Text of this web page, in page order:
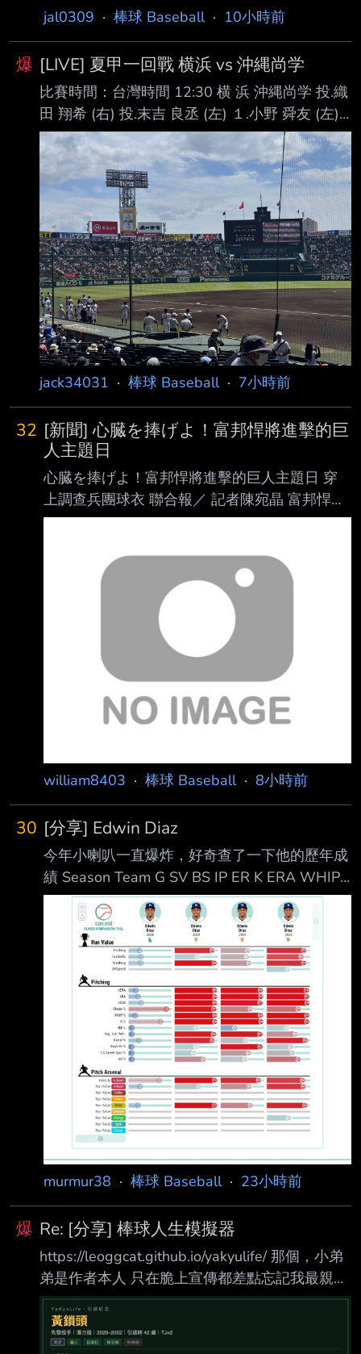
敗橫濱DeNA二軍。 張峻瑋日前升格支配下球員
後，上一場面對歐力士二軍先發時表現亮眼，靠
著最快156公里 火球
合報／ 記者陳宛晶／即時報導 勇士隊左投塞爾
論，事過一晚，顯然還沒消 氣，今天賽前在場
邊看到正要走上場的裁判，忍不住再度開口，這
回遭到驅逐出場，罕見在 未出賽的日子被趕出
場。 塞爾昨天面對洋基先發，插曲發生於第五
局被該役擔任主審的梅澤爾（Dan Merzel）抓投
手 犯規，當時對此不滿爭論，總教練維斯
（Walt Weiss）上前擋在兩人之前，塞爾在爭
執之
jal0309 · 棒球 Baseball· 10小時前
爆 [LIVE] 夏甲一回戰 横浜 vs 沖縄尚学
比賽時間：台灣時間 12:30 横 浜 沖縄尚学 投.織
田 翔希 (右) 投.末吉 良丞 (左) １.小野 舜友 (左)
一 １.仲間 夢祈 (右) 中 ２.小林 大雅 (左) 中 ２.玉
那覇 宝生 (右) 三 ３.池田 聖摩 (左) 遊 ３.慶留間
大武 (左) 二 ４.川上 慧 (左) 三 ４.仲村 虹星 (右)
左 ５.江坂 佳史 (右) 左 ５.久田 亜友斗 (右) 右 ６.
田島 陽翔 (左) 二 ６.末吉 良丞 (左) 指 ７.安食 琥
太郎 (左) 指 ７.山川 大雅 (左) 捕 ８.脇山 魁音
jack34031 · 棒球 Baseball· 7小時前
32 [新聞] 心臓を捧げよ！富邦悍將進擊的巨
人主題日
心臓を捧げよ！富邦悍將進擊的巨人主題日 穿
上調查兵團球衣 聯合報／ 記者陳宛晶 富邦悍將
隊攜手《進擊的巨人》舉辦聯名主題日，將於8
布後受到粉絲及悍將家人好評，球團公布聯名主
題特別新增8月21、26、27 日，一共5場比賽，
悍將們將穿上《進擊的巨人》聯名主題球衣，一
起齊心捍衛新莊城堡 「獻出你的心臟吧！」 悍
將在主題日期間將穿上與《進擊的巨人》聯名主
題球衣，主題球衣結合調查兵團元素， 也是悍
將隊史首次穿上全套黑色球衣，帥氣程度爆表。
球場大螢幕將換上帥氣的出場動畫
william8403 · 棒球 Baseball· 8小時前
30 [分享] Edwin Diaz
今年小喇叭一直爆炸，好奇查了一下他的歷年成
績 Season Team G SV BS IP ER K ERA WHIP
BAA 2016 SEA 49 18 3 51.2 16 88 2.79 1.16
.226 2017 SEA 66 34 5 66.0 24 89 3.27 1.15
.183 2018 SEA 73 57 4 73.1 16 124 1.96
0.79 .160 2019 NYM 66 26 7 58.0 36 99 5.59
1.38 .258 2020 NYM 26 6 4 25
murmur38 · 棒球 Baseball· 23小時前
爆 Re: [分享] 棒球人生模擬器
https://leoggcat.github.io/yakyulife/ 那個，小弟
弟是作者本人 只在脆上宣傳都差點忘記我最親愛
的家鄉PTT 這兩天因為外務一直沒有上來發文，
但大家的養成結果我都有看到 我印象最深刻的是
在我改版以後有人養出一個名人堂等級的投手 法